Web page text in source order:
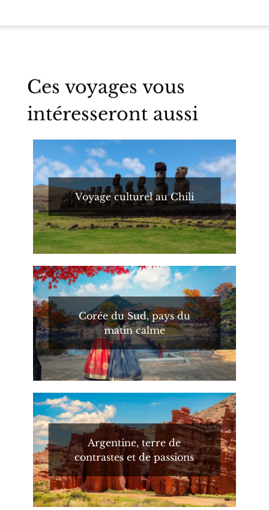
Ces voyages vous
intéresseront aussi
Voyage culturel au Chili
Corée du Sud, pays du
matin calme
Argentine, terre de
contrastes et de passions